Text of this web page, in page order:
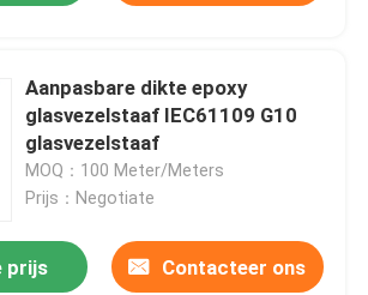
Aanpasbare dikte epoxy
glasvezelstaaf IEC61109 G10
glasvezelstaaf
MOQ：100 Meter/Meters
Prijs：Negotiate
prijs Contacteer ons